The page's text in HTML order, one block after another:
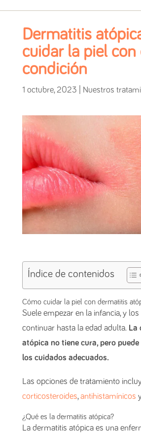
Dermatitis
cuidar la piel con
condición
1 octubre, 2023 Nuestros
Índice de contenidos
Cómo cuidar la piel con dermatitis
Suele empezar en la infancia, y
continuar hasta la edad adulta. La
atópica no tiene cura, pero
los cuidados adecuados.
Las opciones de tratamiento
corticosteroides,antihistamínicos
¿Qué es la dermatitis atópica?
La dermatitis atópica es una